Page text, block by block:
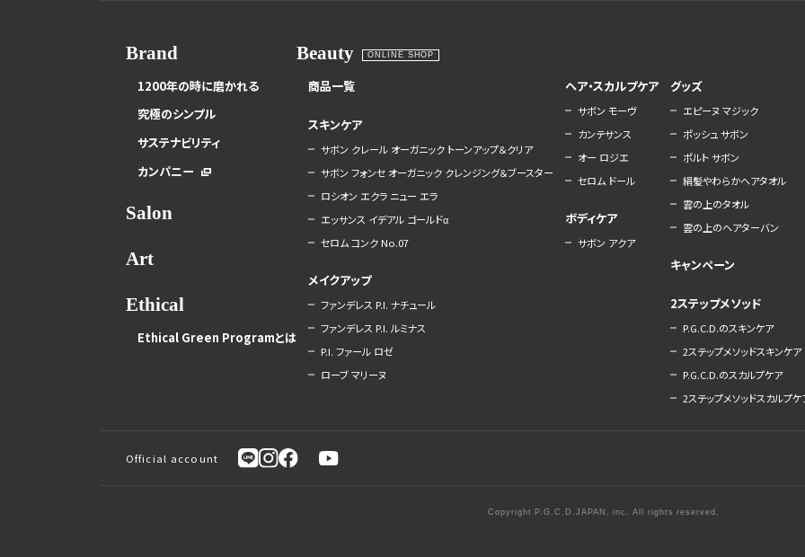
Brand
1200年の時に磨かれる
究極のシンプル
サステナビリティ
カンパニー
Salon
Art
Ethical
Ethical Green Programとは
Beauty ONLINE SHOP
商品一覧
スキンケア
サボン クレール オーガニック トーンアップ＆クリア
サボン フォンセ オーガニック クレンジング＆ブースター
ロシオン エクラ ニュー エラ
エッサンス イデアル ゴールドα
セロム コンク No.07
メイクアップ
ファンデレス P.I. ナチュール
ファンデレス P.I. ルミナス
P.I. ファール ロゼ
ローブ マリーヌ
ヘア・スカルプケア
サボン モーヴ
カンテサンス
オー ロジエ
セロム ドール
ボディケア
サボン アクア
グッズ
エピーヌ マジック
ポッシュ サボン
ポルト サボン
絹髪やわらかヘアタオル
雲の上のタオル
雲の上のヘアターバン
キャンペーン
2ステップメソッド
P.G.C.D.のスキンケア
2ステップメソッドスキンケア
P.G.C.D.のスカルプケア
2ステップメソッドスカルプケ
Official account
Copyright P.G.C.D.JAPAN, inc. All rights reserved.